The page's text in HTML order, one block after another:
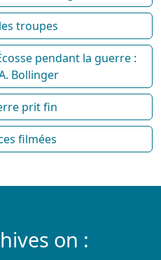
troupes
pendant la guerre :
Bollinger
prit fin
filmées
on :